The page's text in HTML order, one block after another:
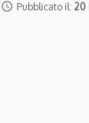
access_time Pubblicato il: 20